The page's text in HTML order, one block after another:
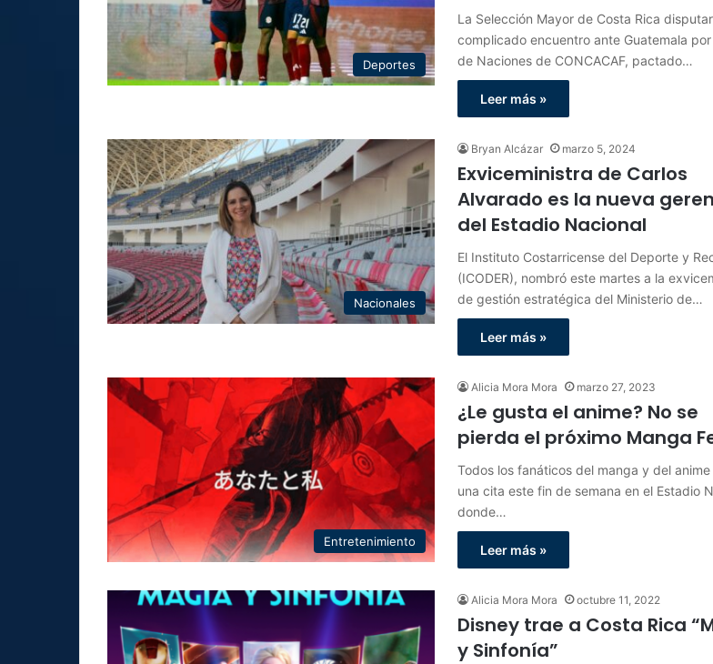
Deportes
La Selección Mayor de Costa Rica
complicado encuentro ante Guatemala
de Naciones de CONCACAF, pactado…
Leer más »
Nacionales
Bryan Alcázar marzo 5, 2024
Exviceministra de Carlos
Alvarado es la nueva
del Estadio Nacional
El Instituto Costarricense del Deporte y
(ICODER), nombró este martes a la
de gestión estratégica del Ministerio de…
Leer más »
Entretenimiento
Alicia Mora Mora marzo 27, 2023
¿Le gusta el anime? No se
pierda el próximo Manga
Todos los fanáticos del manga y del anime
una cita este fin de semana en el Estadio
donde…
Leer más »
Alicia Mora Mora octubre 11, 2022
Disney trae a Costa Rica
y Sinfonía”